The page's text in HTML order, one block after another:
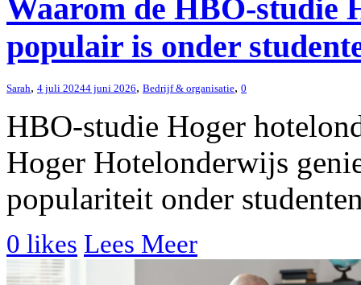
Waarom de HBO-studie
populair is onder
Sarah, 4 juli 20244 juni 2026, Bedrijf & organisatie, 0
HBO-studie Hoger
Hoger Hotelonderwijs
populariteit onder
0 likes Lees Meer